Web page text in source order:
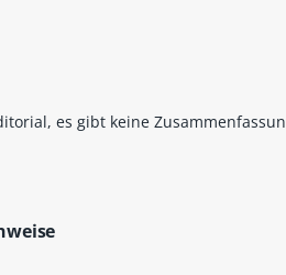
es gibt keine